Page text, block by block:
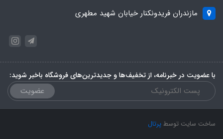
مازندران فریدونکنار خیابان شهید مطهری
با عضویت در خبرنامه، از تخفیف‌ها و جدیدترین‌های فروشگاه باخبر شوید:
عضویت
ساخت سایت توسطپرتال